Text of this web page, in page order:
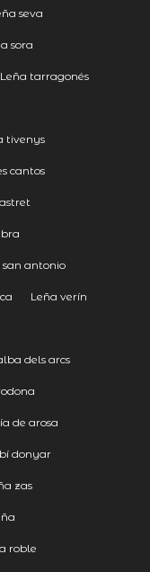
seva
sora
Leña tarragonés
tivenys
cantos
antonio
Leña verín
dels arcs
de arosa
donyar
zas
roble